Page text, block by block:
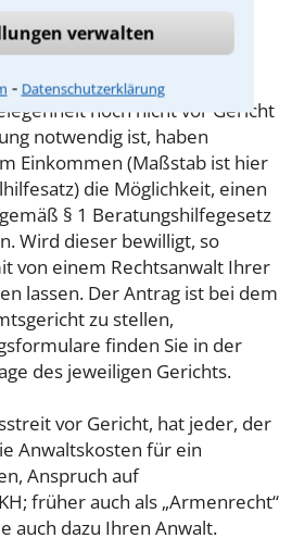
verwalten
⁃ Datenschutzerklärung
keinen Anwalt für
leisten kann?
noch nicht vor Gericht
notwendig ist, haben
Einkommen (Maßstab ist hier
die Möglichkeit, einen
§ 1 Beratungshilfegesetz
Wird dieser bewilligt, so
von einem Rechtsanwalt Ihrer
lassen. Der Antrag ist bei dem
zu stellen,
finden Sie in der
des jeweiligen Gerichts.
vor Gericht, hat jeder, der
Anwaltskosten für ein
Anspruch auf
früher auch als „Armenrecht“
auch dazu Ihren Anwalt.